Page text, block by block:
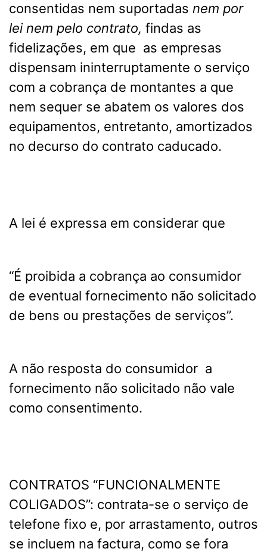
consentidas nem suportadas nem por
lei nem pelo contrato, findas as
fidelizações, em que as empresas
dispensam ininterruptamente o serviço
com a cobrança de montantes a que
nem sequer se abatem os valores dos
equipamentos, entretanto, amortizados
no decurso do contrato caducado.
A lei é expressa em considerar que
“É proibida a cobrança ao consumidor
de eventual fornecimento não solicitado
de bens ou prestações de serviços”.
A não resposta do consumidor a
fornecimento não solicitado não vale
como consentimento.
CONTRATOS “FUNCIONALMENTE
COLIGADOS”: contrata-se o serviço de
telefone fixo e, por arrastamento, outros
se incluem na factura, como se fora